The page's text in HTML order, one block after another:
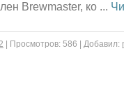
Brewmaster, ко ...
Просмотров: 586 Добавил: